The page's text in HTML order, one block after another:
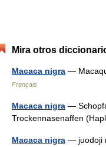
Mira otros
Macaca nigra —
Français
Macaca nigra —
Trockennasenaffen
Macaca nigra — juodoji